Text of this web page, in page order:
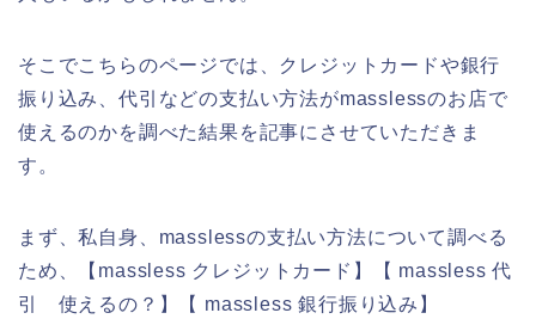
そこでこちらのページでは、クレジットカードや銀行
振り込み、代引などの支払い方法がmasslessのお店で
使えるのかを調べた結果を記事にさせていただきま
す。
まず、私自身、masslessの支払い方法について調べる
ため、【massless クレジットカード】【 massless 代
引 使えるの？】【 massless 銀行振り込み】